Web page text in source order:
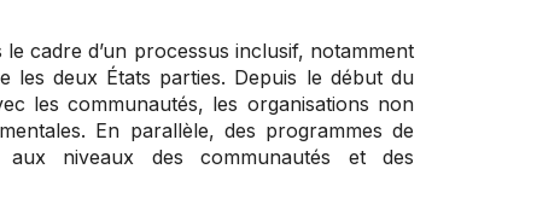
cadre d’un processus inclusif, notamment
deux États parties. Depuis le début du
les communautés, les organisations non
En parallèle, des programmes de
niveaux des communautés et des